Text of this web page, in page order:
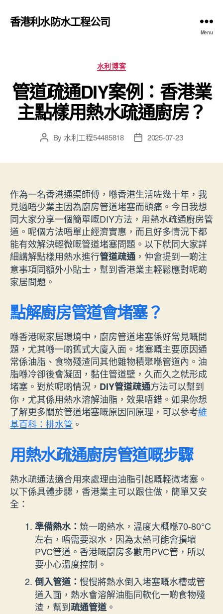
香港利水防水工程公司
Menu
Categories
水利博客
管道疏通DIY案例：香港業
主點樣用熱水疏通廚房？
PostBy 水利工程54485818
Post2025-07-23
作為一名香港通渠師傅，喺香港生活咗幾十年，我
見過唔少業主因為廚房管道堵塞而頭痛。今日我想
同大家分享一個簡單嘅DIY方法，用熱水疏通廚房管
道。呢個方法唔單止經濟實惠，而且好多情況下都
能有效解決輕微嘅管道堵塞問題。以下就同大家詳
細講解點樣用熱水進行管道疏通 ，仲會提到一啲注
意事項同額外小貼士，幫到香港業主輕鬆應對呢啲
家居問題。
點解廚房管道會堵塞？
喺香港嘅家居環境中，廚房管道堵塞係好常見嘅問
題，尤其喺一啲舊式大廈入面。堵塞嘅主要原因通
常係油脂、食物殘渣同其他雜物積聚喺管道內。油
脂喺冷卻後會凝固，黏住管道壁，久而久之就形成
堵塞。對於呢啲情況， DIY管道疏通方法可以幫到
你，尤其係用熱水溶解油脂，效果唔錯。如果你想
了解更多關於管道堵塞嘅原因同原理，可以參考維
基百科：排水管 。
用熱水疏通廚房管道嘅步驟
熱水疏通法適合用來處理由油脂引起嘅輕微堵塞。
以下係具體步驟，香港業主可以跟住做，簡單又安
全：
準備熱水： 燒一啲熱水，溫度大概喺70-80°C
左右，唔需要滾水，因為太熱可能會損壞
PVC管道。香港嘅廚房多數用PVC管，所以
要小心溫度控制。
倒入管道： 慢慢將熱水倒入堵塞嘅水槽或管
道入面，熱水會溶解油脂同軟化一啲食物殘
渣，幫到疏通管道 。